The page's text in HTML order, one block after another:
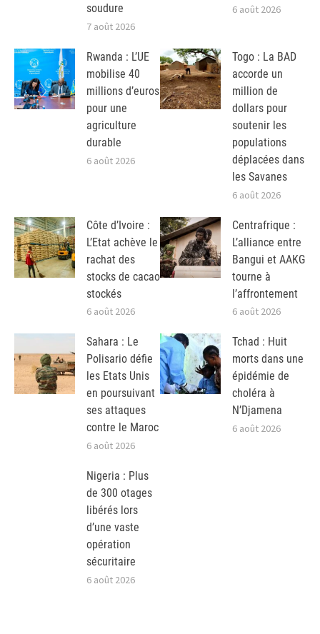
soudure
7 août 2026
6 août 2026
Rwanda : L’UE
mobilise 40
millions d’euros
pour une
agriculture
durable
6 août 2026
Togo : La BAD
accorde un
million de
dollars pour
soutenir les
populations
déplacées dans
les Savanes
6 août 2026
Côte d’Ivoire :
L’Etat achève le
rachat des
stocks de cacao
stockés
6 août 2026
Centrafrique :
L’alliance entre
Bangui et AAKG
tourne à
l’affrontement
6 août 2026
Sahara : Le
Polisario défie
les Etats Unis
en poursuivant
ses attaques
contre le Maroc
6 août 2026
Tchad : Huit
morts dans une
épidémie de
choléra à
N’Djamena
6 août 2026
Nigeria : Plus
de 300 otages
libérés lors
d’une vaste
opération
sécuritaire
6 août 2026